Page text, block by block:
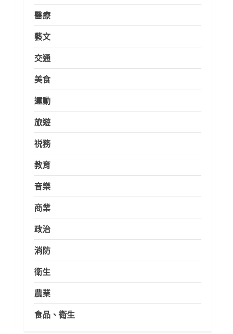
醫療
藝文
交通
美食
運動
旅遊
祱務
教育
音樂
商業
政治
消防
衛生
農業
食品、衛生